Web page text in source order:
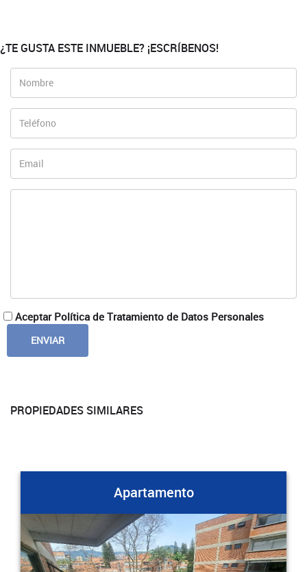
¿TE GUSTA ESTE INMUEBLE? ¡ESCRÍBENOS!
Aceptar Política de Tratamiento de Datos Personales
PROPIEDADES SIMILARES
Apartamento